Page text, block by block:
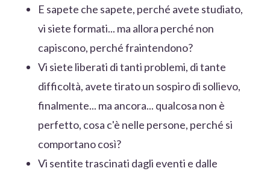
E sapete che sapete, perché avete studiato,
vi siete formati... ma allora perché non
capiscono, perché fraintendono?
Vi siete liberati di tanti problemi, di tante
difficoltà, avete tirato un sospiro di sollievo,
finalmente... ma ancora... qualcosa non è
perfetto, cosa c'è nelle persone, perché si
comportano così?
Vi sentite trascinati dagli eventi e dalle